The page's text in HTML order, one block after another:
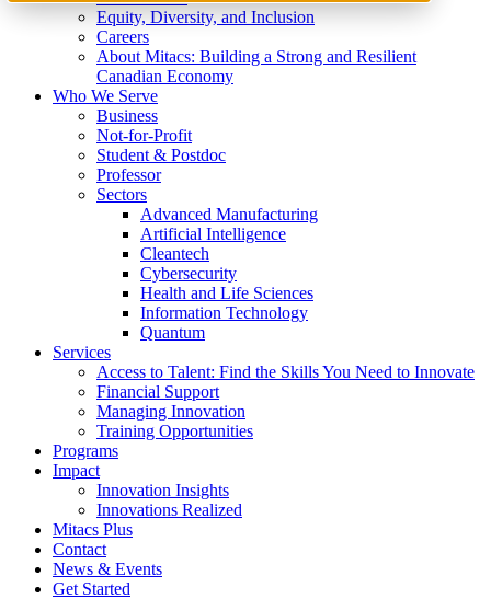
Equity, Diversity, and Inclusion
Careers
About Mitacs: Building a Strong and Resilient
Canadian Economy
Who We Serve
Business
Not-for-Profit
Student & Postdoc
Professor
Sectors
Advanced Manufacturing
Artificial Intelligence
Cleantech
Cybersecurity
Health and Life Sciences
Information Technology
Quantum
Services
Access to Talent: Find the Skills You Need to Innovate
Financial Support
Managing Innovation
Training Opportunities
Programs
Impact
Innovation Insights
Innovations Realized
Mitacs Plus
Contact
News & Events
Get Started